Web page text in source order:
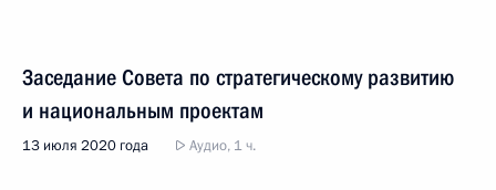
Заседание Совета по стратегическому развитию
и национальным проектам
13 июля 2020 года Аудио, 1 ч.